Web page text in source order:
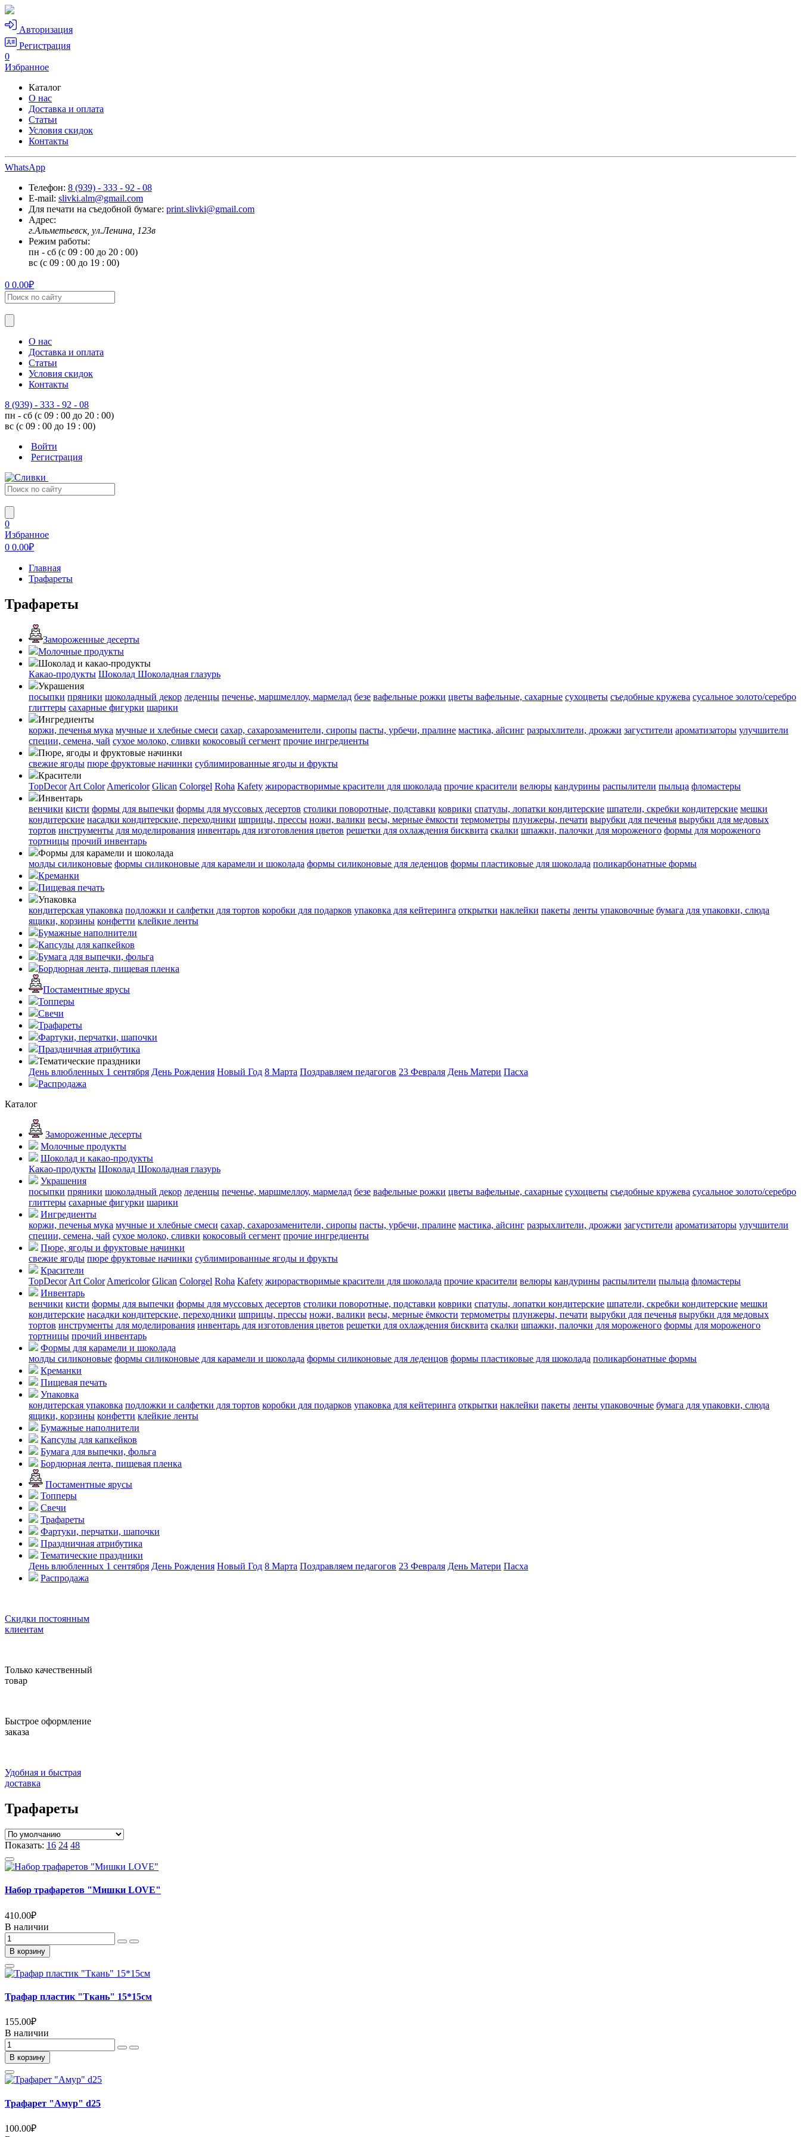
Авторизация
Регистрация
0
Избранное
Каталог
О нас
Доставка и оплата
Статьи
Условия скидок
Контакты
WhatsApp
Телефон: 8 (939) - 333 - 92 - 08
E-mail: slivki.alm@gmail.com
Для печати на съедобной бумаге: print.slivki@gmail.com
Адрес:
г.Альметьевск, ул.Ленина, 123в
Режим работы:
пн - сб (с 09 : 00 до 20 : 00)
вс (с 09 : 00 до 19 : 00)
0 0.00₽
О нас
Доставка и оплата
Статьи
Условия скидок
Контакты
8 (939) - 333 - 92 - 08
пн - сб (с 09 : 00 до 20 : 00)
вс (с 09 : 00 до 19 : 00)
Войти
Регистрация
0
Избранное
0 0.00₽
Главная
Трафареты
Трафареты
Замороженные десерты
Молочные продукты
Шоколад и какао-продукты
Какао-продукты Шоколад Шоколадная глазурь
Украшения
посыпки пряники шоколадный декор леденцы печенье, маршмеллоу, мармелад безе вафельные рожки цветы вафельные, сахарные сухоцветы съедобные кружева сусальное золото/серебро
глиттеры сахарные фигурки шарики
Ингредиенты
коржи, печенья мука мучные и хлебные смеси сахар, сахарозаменители, сиропы пасты, урбечи, пралине мастика, айсинг разрыхлители, дрожжи загустители ароматизаторы улучшители
специи, семена, чай сухое молоко, сливки кокосовый сегмент прочие ингредиенты
Пюре, ягоды и фруктовые начинки
свежие ягоды пюре фруктовые начинки сублимированные ягоды и фрукты
Красители
TopDecor Art Color Americolor Glican Colorgel Roha Kafety жирорастворимые красители для шоколада прочие красители велюры кандурины распылители пыльца фломастеры
Инвентарь
венчики кисти формы для выпечки формы для муссовых десертов столики поворотные, подставки коврики cпатулы, лопатки кондитерские шпатели, скребки кондитерские мешки
кондитерские насадки кондитерские, переходники шприцы, прессы ножи, валики весы, мерные ёмкости термометры плунжеры, печати вырубки для печенья вырубки для медовых
тортов инструменты для моделирования инвентарь для изготовления цветов решетки для охлаждения бисквита скалки шпажки, палочки для мороженого формы для мороженого
тортницы прочий инвентарь
Формы для карамели и шоколада
молды силиконовые формы силиконовые для карамели и шоколада формы силиконовые для леденцов формы пластиковые для шоколада поликарбонатные формы
Креманки
Пищевая печать
Упаковка
кондитерская упаковка подложки и салфетки для тортов коробки для подарков упаковка для кейтеринга открытки наклейки пакеты ленты упаковочные бумага для упаковки, слюда
ящики, корзины конфетти клейкие ленты
Бумажные наполнители
Капсулы для капкейков
Бумага для выпечки, фольга
Бордюрная лента, пищевая пленка
Постаментные ярусы
Топперы
Свечи
Трафареты
Фартуки, перчатки, шапочки
Праздничная атрибутика
Тематические праздники
День влюбленных 1 сентября День Рождения Новый Год 8 Марта Поздравляем педагогов 23 Февраля День Матери Пасха
Распродажа
Каталог
Замороженные десерты
Молочные продукты
Шоколад и какао-продукты
Какао-продукты Шоколад Шоколадная глазурь
Украшения
посыпки пряники шоколадный декор леденцы печенье, маршмеллоу, мармелад безе вафельные рожки цветы вафельные, сахарные сухоцветы съедобные кружева сусальное золото/серебро
глиттеры сахарные фигурки шарики
Ингредиенты
коржи, печенья мука мучные и хлебные смеси сахар, сахарозаменители, сиропы пасты, урбечи, пралине мастика, айсинг разрыхлители, дрожжи загустители ароматизаторы улучшители
специи, семена, чай сухое молоко, сливки кокосовый сегмент прочие ингредиенты
Пюре, ягоды и фруктовые начинки
свежие ягоды пюре фруктовые начинки сублимированные ягоды и фрукты
Красители
TopDecor Art Color Americolor Glican Colorgel Roha Kafety жирорастворимые красители для шоколада прочие красители велюры кандурины распылители пыльца фломастеры
Инвентарь
венчики кисти формы для выпечки формы для муссовых десертов столики поворотные, подставки коврики cпатулы, лопатки кондитерские шпатели, скребки кондитерские мешки
кондитерские насадки кондитерские, переходники шприцы, прессы ножи, валики весы, мерные ёмкости термометры плунжеры, печати вырубки для печенья вырубки для медовых
тортов инструменты для моделирования инвентарь для изготовления цветов решетки для охлаждения бисквита скалки шпажки, палочки для мороженого формы для мороженого
тортницы прочий инвентарь
Формы для карамели и шоколада
молды силиконовые формы силиконовые для карамели и шоколада формы силиконовые для леденцов формы пластиковые для шоколада поликарбонатные формы
Креманки
Пищевая печать
Упаковка
кондитерская упаковка подложки и салфетки для тортов коробки для подарков упаковка для кейтеринга открытки наклейки пакеты ленты упаковочные бумага для упаковки, слюда
ящики, корзины конфетти клейкие ленты
Бумажные наполнители
Капсулы для капкейков
Бумага для выпечки, фольга
Бордюрная лента, пищевая пленка
Постаментные ярусы
Топперы
Свечи
Трафареты
Фартуки, перчатки, шапочки
Праздничная атрибутика
Тематические праздники
День влюбленных 1 сентября День Рождения Новый Год 8 Марта Поздравляем педагогов 23 Февраля День Матери Пасха
Распродажа
Скидки постоянным
клиентам
Только качественный
товар
Быстрое оформление
заказа
Удобная и быстрая
доставка
Трафареты
Показать: 16 24 48
Набор трафаретов "Мишки LOVE"
410.00₽
В наличии
В корзину
Трафар пластик "Ткань" 15*15см
155.00₽
В наличии
В корзину
Трафарет "Амур" d25
100.00₽